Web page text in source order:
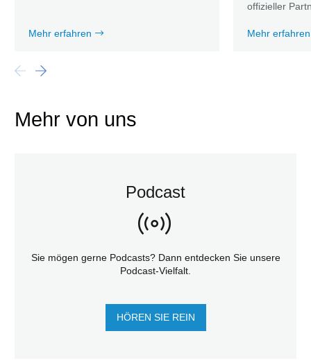
Mehr erfahren
offizieller
Mehr erfahren
Mehr von uns
Podcast
Sie mögen gerne Podcasts? Dann entdecken Sie unsere
Podcast-Vielfalt.
HÖREN SIE REIN